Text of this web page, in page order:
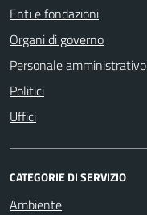
Enti e fondazioni
Organi di governo
Personale amministrativo
Politici
Uffici
CATEGORIE DI SERVIZIO
Ambiente